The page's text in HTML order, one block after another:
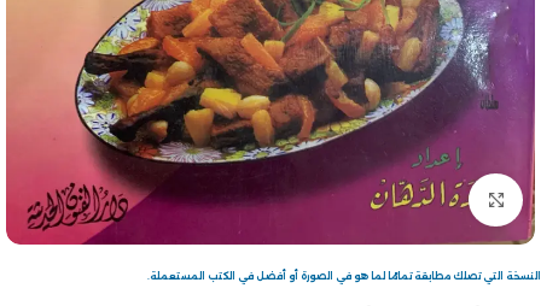
Click to enlarge
النسخة التي تصلك مطابقة تمامًا لما هو في الصورة أو أفضل في الكتب المستعملة.